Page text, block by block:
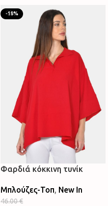
-18%
Φαρδιά κόκκινη τυνίκ
Μπλούζες-Τοπ New In
46.00€